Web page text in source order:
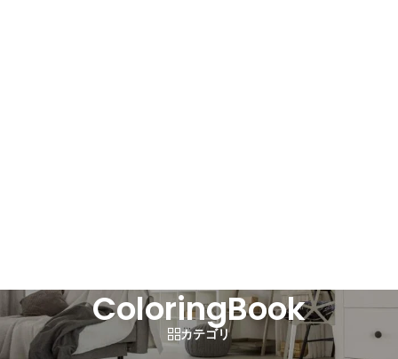
ColoringBook
カテゴリ
ホーム
“ColoringBook”にタグ付けされた商品 全3件を表示